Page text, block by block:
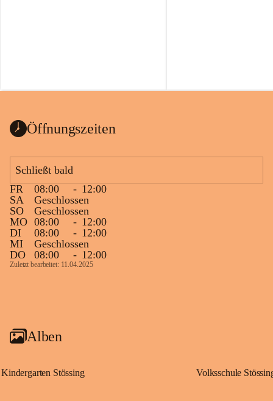
Öffnungszeiten
Schließt bald
FR
08:00 - 12:00
SA
Geschlossen
SO
Geschlossen
MO 08:00 - 12:00
DI
08:00 - 12:00
MI
Geschlossen
DO
08:00 - 12:00
Zuletzt bearbeitet: 11.04.2025
Alben
Kindergarten Stössing Volksschule